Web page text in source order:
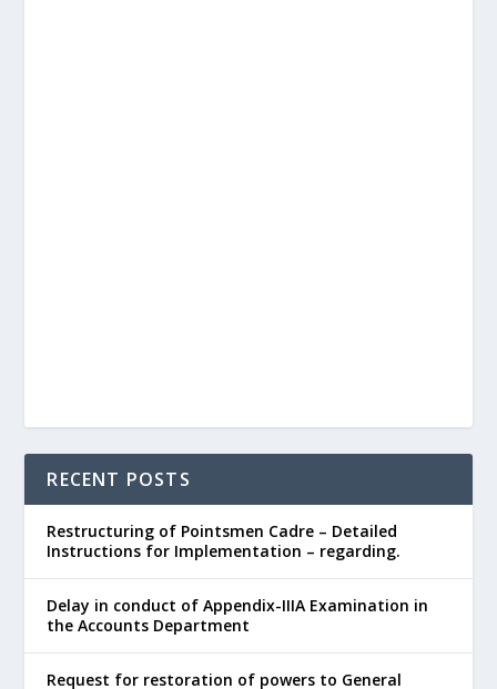
RECENT POSTS
Restructuring of Pointsmen Cadre – Detailed
Instructions for Implementation – regarding.
Delay in conduct of Appendix-IIIA Examination in
the Accounts Department
Request for restoration of powers to General